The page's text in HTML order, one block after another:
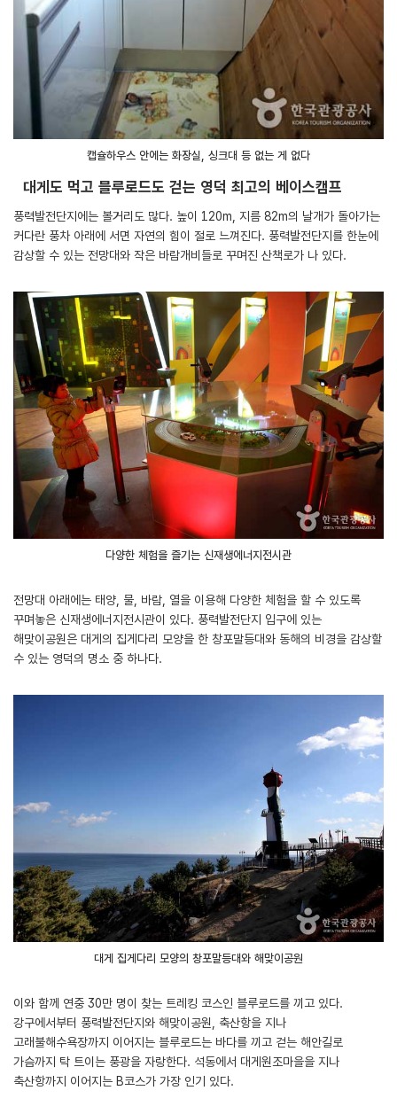
캡슐하우스 안에는 화장실, 싱크대 등 없는 게 없다
대게도 먹고 블루로드도 걷는 영덕 최고의 베이스캠프
풍력발전단지에는 볼거리도 많다. 높이 120m, 지름 82m의 날개가 돌아가는
커다란 풍차 아래에 서면 자연의 힘이 절로 느껴진다. 풍력발전단지를 한눈에
감상할 수 있는 전망대와 작은 바람개비들로 꾸며진 산책로가 나 있다.
다양한 체험을 즐기는 신재생에너지전시관
전망대 아래에는 태양, 물, 바람, 열을 이용해 다양한 체험을 할 수 있도록
꾸며놓은 신재생에너지전시관이 있다. 풍력발전단지 입구에 있는
해맞이공원은 대게의 집게다리 모양을 한 창포말등대와 동해의 비경을 감상할
수 있는 영덕의 명소 중 하나다.
대게 집게다리 모양의 창포말등대와 해맞이공원
이와 함께 연중 30만 명이 찾는 트레킹 코스인 블루로드를 끼고 있다.
강구에서부터 풍력발전단지와 해맞이공원, 축산항을 지나
고래불해수욕장까지 이어지는 블루로드는 바다를 끼고 걷는 해안길로
가슴까지 탁 트이는 풍광을 자랑한다. 석동에서 대게원조마을을 지나
축산항까지 이어지는 B코스가 가장 인기 있다.